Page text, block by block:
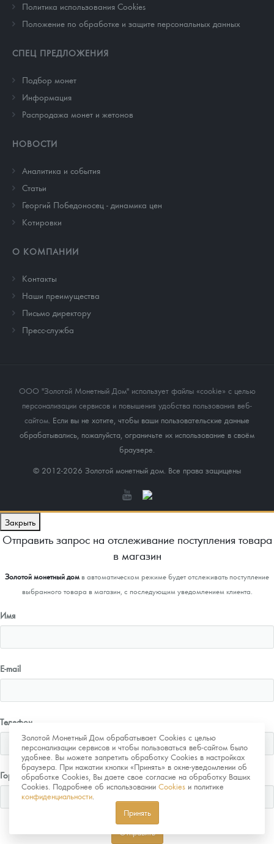
Политика использования Cookies
Положение по обработке и защите персональных данных
СПЕЦ ПРЕДЛОЖЕНИЯ
Подбор монет
Информация
Распродажа монет и жетонов
НОВОСТИ
Аналитика и события
Cтатьи
Георгий Победоносец - динамика цен
Котировки
О КОМПАНИИ
Контакты
Наши преимущества
Письмо директору
Пресс-служба
ООО "Золотой Монетный Дом" использует файлы «cookie» с целью
персонализации сервисов и повышения удобства пользования веб-
сайтом. Если вы не хотите, чтобы ваши пользовательские данные
обрабатывались, пожалуйста, ограничьте их использование в своём
браузере.
© 2012-2026 Золотой монетный дом. Все права защищены
Золотой Монетный Дом обрабатывает Cookies с целью
персонализации сервисов и чтобы пользоваться веб-сайтом было
удобнее. Вы можете запретить обработку Cookies в настройках
браузера. При нажатии кнопки «Принять» в окне-уведомлении об
обработке Cookies, Вы даете свое согласие на обработку Ваших
Cookies. Подробнее об использовании Cookies и политике
конфиденциальности
Принять
Закрыть
Отправить запрос на отслеживание поступления товара
в магазин
Золотой монетный домв автоматическом режиме будет отслеживать поступление
выбранного товара в магазин, с последующим уведомлением клиента.
Имя
E-mail
Телефон
Город
Отправить